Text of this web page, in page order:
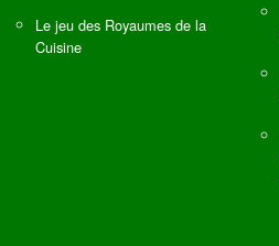
Le jeu des Royaumes de la
Cuisine